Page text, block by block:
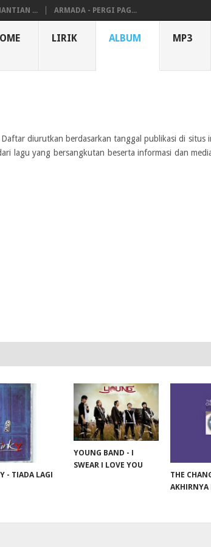
... ARMADA - PERGI PAG...
LIRIK ALBUM MP3
diurutkan berdasarkan tanggal publikasi di situs
lagu yang bersangkutan beserta informasi dan
- TIADA LAGI
YOUNG BAND - I
SWEAR I LOVE YOU
THE
AKHIRNYA